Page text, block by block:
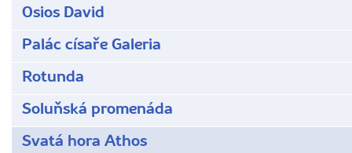
Osios David
Palác císaře Galeria
Rotunda
Soluňská promenáda
Svatá hora Athos